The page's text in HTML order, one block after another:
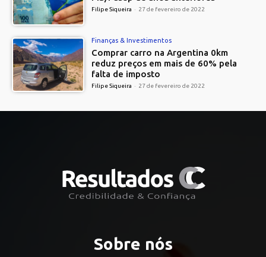
Filipe Siqueira - 27 de fevereiro de 2022
Finanças & Investimentos
Comprar carro na Argentina 0km
reduz preços em mais de 60% pela
falta de imposto
Filipe Siqueira - 27 de fevereiro de 2022
Sobre nós